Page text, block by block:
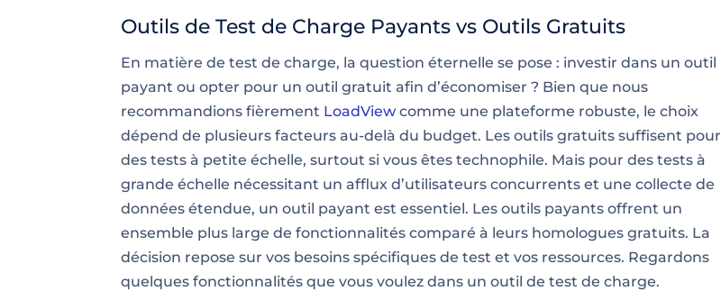
Outils de Test de Charge Payants vs Outils Gratuits
En matière de test de charge, la question éternelle se pose : investir dans un outil
payant ou opter pour un outil gratuit afin d’économiser ? Bien que nous
recommandions fièrement LoadView comme une plateforme robuste, le choix
dépend de plusieurs facteurs au-delà du budget. Les outils gratuits suffisent pour
des tests à petite échelle, surtout si vous êtes technophile. Mais pour des tests à
grande échelle nécessitant un afflux d’utilisateurs concurrents et une collecte de
données étendue, un outil payant est essentiel. Les outils payants offrent un
ensemble plus large de fonctionnalités comparé à leurs homologues gratuits. La
décision repose sur vos besoins spécifiques de test et vos ressources. Regardons
quelques fonctionnalités que vous voulez dans un outil de test de charge.